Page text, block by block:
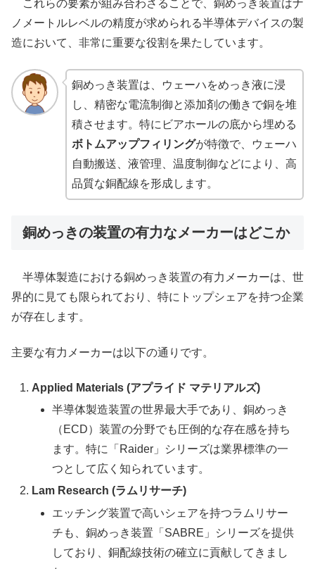
これらの要素が組み合わさることで、銅めっき装置はナ
ノメートルレベルの精度が求められる半導体デバイスの製
造において、非常に重要な役割を果たしています。
銅めっき装置は、ウェーハをめっき液に浸
し、精密な電流制御と添加剤の働きで銅を堆
積させます。特にビアホールの底から埋める
ボトムアップフィリングが特徴で、ウェーハ
自動搬送、液管理、温度制御などにより、高
品質な銅配線を形成します。
銅めっきの装置の有力なメーカーはどこか
半導体製造における銅めっき装置の有力メーカーは、世
界的に見ても限られており、特にトップシェアを持つ企業
が存在します。
主要な有力メーカーは以下の通りです。
Applied Materials (アプライド マテリアルズ)
半導体製造装置の世界最大手であり、銅めっき
（ECD）装置の分野でも圧倒的な存在感を持ち
ます。特に「Raider」シリーズは業界標準の一
つとして広く知られています。
Lam Research (ラムリサーチ)
エッチング装置で高いシェアを持つラムリサー
チも、銅めっき装置「SABRE」シリーズを提供
しており、銅配線技術の確立に貢献してきまし